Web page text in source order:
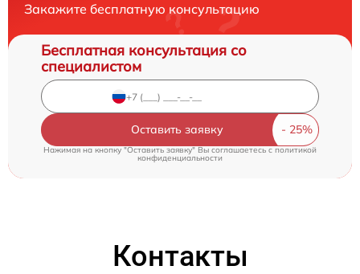
Закажите бесплатную консультацию
Бесплатная консультация со
специалистом
Оставить заявку
Нажимая на кнопку "Оставить заявку" Вы соглашаетесь cполитикой
конфиденциальности
Контакты